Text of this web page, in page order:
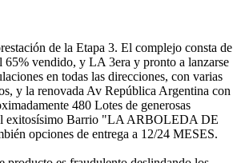
de la Etapa 3. El complejo consta de
vendido, y LA 3era y pronto a lanzarse
en todas las direcciones, con varias
y la renovada Av República Argentina con
480 Lotes de generosas
exitosísimo Barrio "LA ARBOLEDA DE
opciones de entrega a 12/24 MESES.